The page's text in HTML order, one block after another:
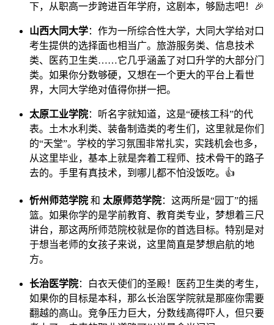
下，从职高一步跨进百年学府，这剧本，够励志吧！🎉
山西大同大学：作为一所综合性大学，大同大学给对口
考生提供的选择面也相当广。旅游服务类、信息技术
类、医药卫生类……它几乎涵盖了对口升学的大部分门
类。如果你分数够硬，又想在一个更大的平台上看世
界，大同大学绝对值得你拼一把。
太原工业学院：听名字就知道，这是“硬核工科”的代
表。土木水利类、装备制造类的考生们，这里就是你们
的“天堂”。学校的学习氛围非常扎实，实践机会也多，
从这里毕业，基本上就是奔着工程师、技术骨干的路子
去的。手里有真技术，到哪儿都不怕没饭吃。👍
忻州师范学院 和 太原师范学院：这两所是“园丁”的摇
篮。如果你学的是学前教育、教育类专业，梦想着三尺
讲台，那这两所师范院校就是你的首选目标。特别是对
于想当老师的女孩子来说，这里简直是梦想启航的地
方。
长治医学院：白衣天使们的圣殿！医药卫生类的考生，
如果你的目标是本科，那么长治医学院就是那座你需要
翻越的高山。竞争压力巨大，分数线高得吓人，但只要